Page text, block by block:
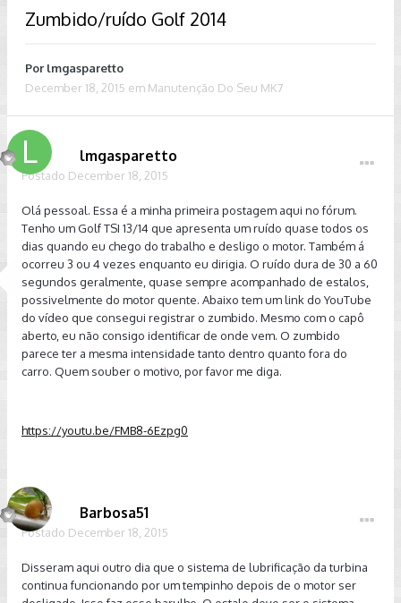
Zumbido/ruído Golf 2014
Por lmgasparetto
December 18, 2015 em Manutenção Do Seu MK7
lmgasparetto
Postado December 18, 2015
Olá pessoal. Essa é a minha primeira postagem aqui no fórum.
Tenho um Golf TSI 13/14 que apresenta um ruído quase todos os
dias quando eu chego do trabalho e desligo o motor. Também á
ocorreu 3 ou 4 vezes enquanto eu dirigia. O ruído dura de 30 a 60
segundos geralmente, quase sempre acompanhado de estalos,
possivelmente do motor quente. Abaixo tem um link do YouTube
do vídeo que consegui registrar o zumbido. Mesmo com o capô
aberto, eu não consigo identificar de onde vem. O zumbido
parece ter a mesma intensidade tanto dentro quanto fora do
carro. Quem souber o motivo, por favor me diga.
https://youtu.be/FMB8-6Ezpg0
Barbosa51
Postado December 18, 2015
Disseram aqui outro dia que o sistema de lubrificação da turbina
continua funcionando por um tempinho depois de o motor ser